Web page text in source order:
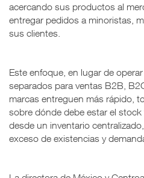
acercando sus productos al
entregar pedidos a minoristas,
sus clientes.
Este enfoque, en lugar de
separados para ventas B2B,
marcas entreguen más rápido,
sobre dónde debe estar el
desde un inventario
exceso de existencias y